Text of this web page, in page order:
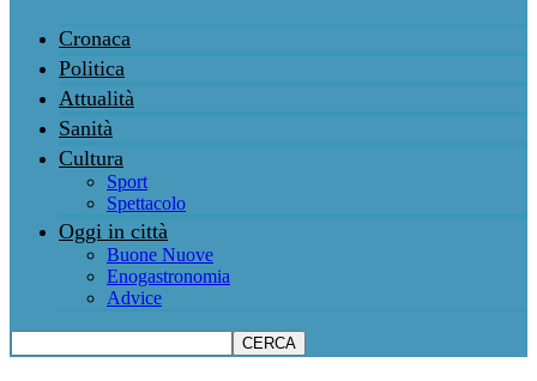
Cronaca
Politica
Attualità
Sanità
Cultura
Sport
Spettacolo
Oggi in città
Buone Nuove
Enogastronomia
Advice